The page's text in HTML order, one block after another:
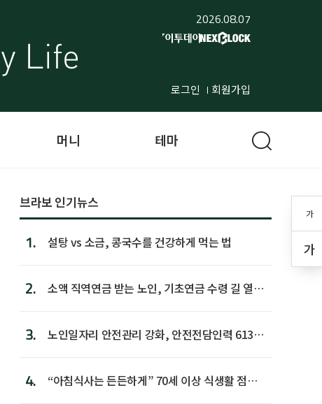
2026.08.07
로그인 회원가입
가
가
머니 테마
브라보 인기뉴스
1. 설탕 vs 소금, 콩국수를 건강하게 먹는 법
2.
소액 직역연금 받는 노인, 기초연금 수령 길 열린
3.
노인일자리 안전관리 강화, 안전전담인력 613명
4.
“아침식사는 든든하게” 70세 이상 식생활 점수